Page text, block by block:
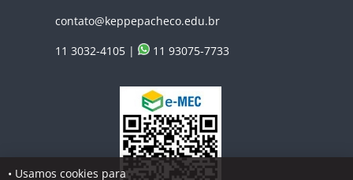
contato@keppepacheco.edu.br
11 3032-4105 |
11 93075-7733
• Usamos cookies para